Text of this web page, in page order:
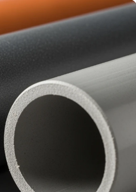
kan je over vijf jaar
De slimme koper
gids toont je precies hoe je de
aanlegt, je tuin renoveert, of een
welke diameter en welke
duurzaam
van je rioleringsbuis. Elke keuze